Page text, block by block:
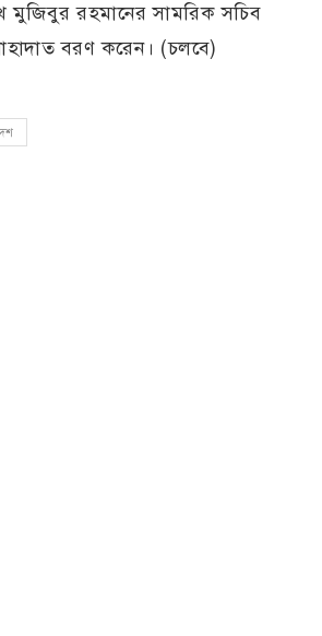
মুজিবুর রহমানের সামরিক সচিব
বরণ করেন। (চলবে)